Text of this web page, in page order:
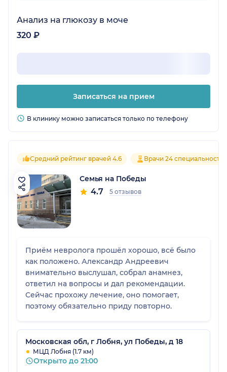
Анализ на глюкозу в моче
320 ₽
Записаться на прием
В клинику можно записаться только по телефону
Средний рейтинг врачей 4.6 Врачи 24
Семья на Победы
4.7 5 отзывов
Приём невролога прошёл хорошо, всё было
как положено. Александр Андреевич
внимательно выслушал, собрал анамнез,
ответил на вопросы и дал рекомендации.
Сейчас прохожу лечение, оно помогает,
поэтому обязательно приду повторно.
Московская обл, г Лобня, ул Победы, д 18
МЦД Лобня (1.7 км)
Открыто до 21:00